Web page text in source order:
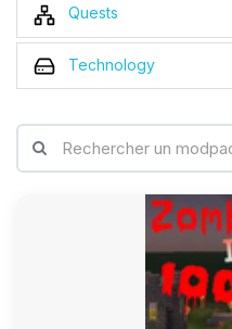
Quests
Technology